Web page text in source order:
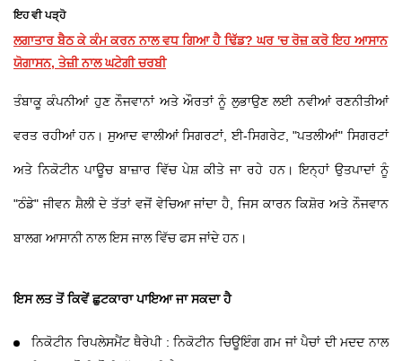
ਇਹ ਵੀ ਪੜ੍ਹੋ
ਲਗਾਤਾਰ ਬੈਠ ਕੇ ਕੰਮ ਕਰਨ ਨਾਲ ਵਧ ਗਿਆ ਹੈ ਢਿੱਡ? ਘਰ 'ਚ ਰੋਜ਼ ਕਰੋ ਇਹ ਆਸਾਨ
ਯੋਗਾਸਨ, ਤੇਜ਼ੀ ਨਾਲ ਘਟੇਗੀ ਚਰਬੀ
ਤੰਬਾਕੂ ਕੰਪਨੀਆਂ ਹੁਣ ਨੌਜਵਾਨਾਂ ਅਤੇ ਔਰਤਾਂ ਨੂੰ ਲੁਭਾਉਣ ਲਈ ਨਵੀਆਂ ਰਣਨੀਤੀਆਂ
ਵਰਤ ਰਹੀਆਂ ਹਨ। ਸੁਆਦ ਵਾਲੀਆਂ ਸਿਗਰਟਾਂ, ਈ-ਸਿਗਰੇਟ, "ਪਤਲੀਆਂ" ਸਿਗਰਟਾਂ
ਅਤੇ ਨਿਕੋਟੀਨ ਪਾਊਚ ਬਾਜ਼ਾਰ ਵਿੱਚ ਪੇਸ਼ ਕੀਤੇ ਜਾ ਰਹੇ ਹਨ। ਇਨ੍ਹਾਂ ਉਤਪਾਦਾਂ ਨੂੰ
"ਠੰਡੇ" ਜੀਵਨ ਸ਼ੈਲੀ ਦੇ ਤੱਤਾਂ ਵਜੋਂ ਵੇਚਿਆ ਜਾਂਦਾ ਹੈ, ਜਿਸ ਕਾਰਨ ਕਿਸ਼ੋਰ ਅਤੇ ਨੌਜਵਾਨ
ਬਾਲਗ ਆਸਾਨੀ ਨਾਲ ਇਸ ਜਾਲ ਵਿੱਚ ਫਸ ਜਾਂਦੇ ਹਨ।
ਇਸ ਲਤ ਤੋਂ ਕਿਵੇਂ ਛੁਟਕਾਰਾ ਪਾਇਆ ਜਾ ਸਕਦਾ ਹੈ
ਨਿਕੋਟੀਨ ਰਿਪਲੇਸਮੈਂਟ ਥੈਰੇਪੀ : ਨਿਕੋਟੀਨ ਚਿਊਇੰਗ ਗਮ ਜਾਂ ਪੈਚਾਂ ਦੀ ਮਦਦ ਨਾਲ